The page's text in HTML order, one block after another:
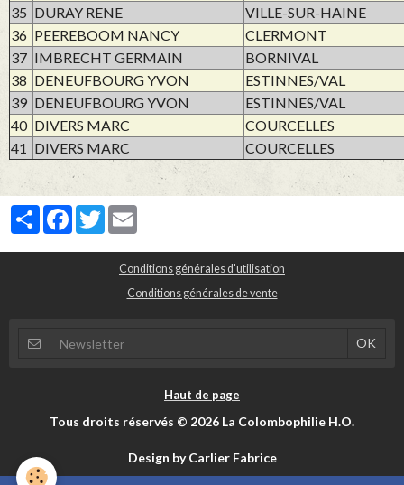
35 DURAY RENE
VILLE-SUR-HAINE
36 PEEREBOOM NANCY
CLERMONT
37 IMBRECHT GERMAIN
BORNIVAL
38 DENEUFBOURG YVON
ESTINNES/VAL
39 DENEUFBOURG YVON
ESTINNES/VAL
40 DIVERS MARC
COURCELLES
41 DIVERS MARC COURCELLES
PartagerFacebook
Twitter
Conditions générales d'utilisation
Conditions générales de vente
Haut de page
Tous droits réservés © 2026 La Colombophilie H.O.
Design by Carlier Fabrice